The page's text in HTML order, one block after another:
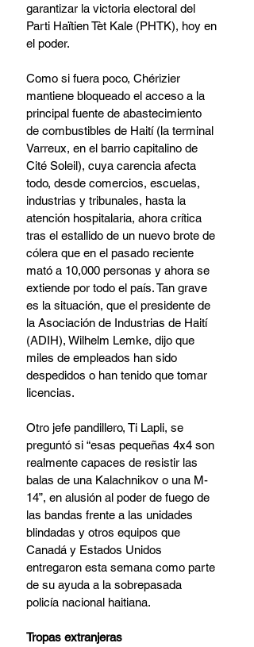
garantizar la victoria electoral del
Parti Haïtien Tèt Kale (PHTK), hoy en
el poder.
Como si fuera poco, Chérizier
mantiene bloqueado el acceso a la
principal fuente de abastecimiento
de combustibles de Haití (la terminal
Varreux, en el barrio capitalino de
Cité Soleil), cuya carencia afecta
todo, desde comercios, escuelas,
industrias y tribunales, hasta la
atención hospitalaria, ahora crítica
tras el estallido de un nuevo brote de
cólera que en el pasado reciente
mató a 10,000 personas y ahora se
extiende por todo el país. Tan grave
es la situación, que el presidente de
la Asociación de Industrias de Haití
(ADIH), Wilhelm Lemke, dijo que
miles de empleados han sido
despedidos o han tenido que tomar
licencias.
Otro jefe pandillero, Ti Lapli, se
preguntó si “esas pequeñas 4x4 son
realmente capaces de resistir las
balas de una Kalachnikov o una M-
14”, en alusión al poder de fuego de
las bandas frente a las unidades
blindadas y otros equipos que
Canadá y Estados Unidos
entregaron esta semana como parte
de su ayuda a la sobrepasada
policía nacional haitiana.
Tropas extranjeras